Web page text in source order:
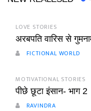
LOVE STORIES
अरबपति वारिस से
FICTIONAL WORLD
MOTIVATIONAL STORIES
पीछे छूटा इंसान- भाग 2
RAVINDRA